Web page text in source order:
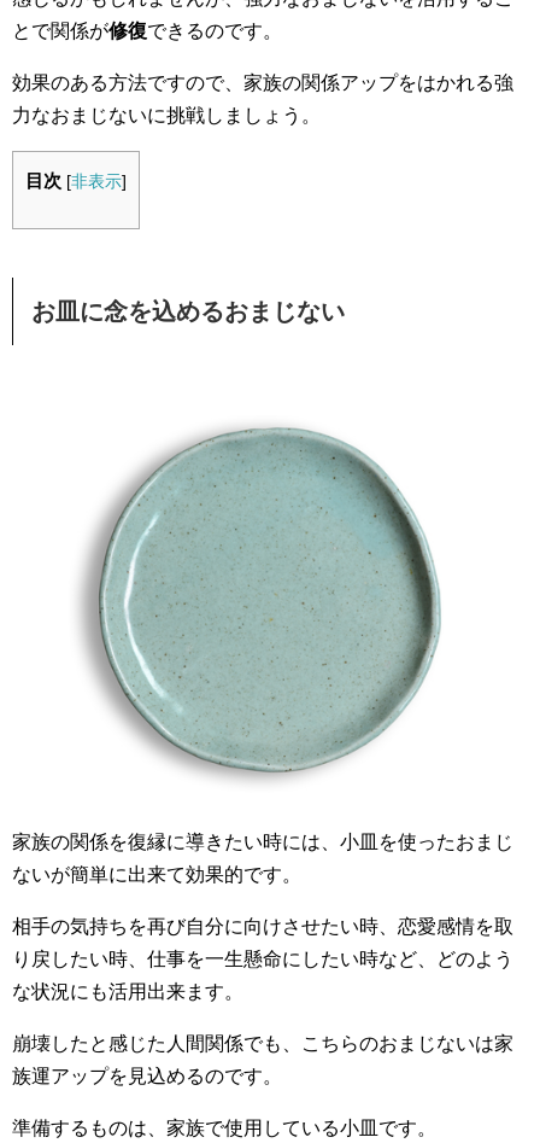
とで関係が修復できるのです。
効果のある方法ですので、家族の関係アップをはかれる強
力なおまじないに挑戦しましょう。
目次 [非表示]
お皿に念を込めるおまじない
家族の関係を復縁に導きたい時には、小皿を使ったおまじ
ないが簡単に出来て効果的です。
相手の気持ちを再び自分に向けさせたい時、恋愛感情を取
り戻したい時、仕事を一生懸命にしたい時など、どのよう
な状況にも活用出来ます。
崩壊したと感じた人間関係でも、こちらのおまじないは家
族運アップを見込めるのです。
準備するものは、家族で使用している小皿です。